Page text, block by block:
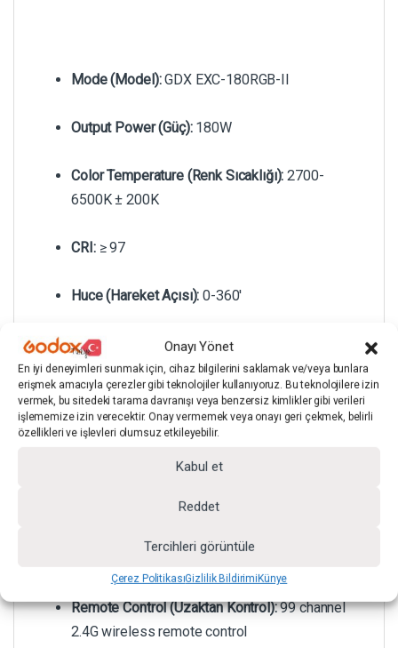
Onayı Yönet
En iyi deneyimleri sunmak için, cihaz bilgilerini saklamak ve/veya bunlara
erişmek amacıyla çerezler gibi teknolojiler kullanıyoruz. Bu teknolojilere izin
vermek, bu sitedeki tarama davranışı veya benzersiz kimlikler gibi verileri
işlememize izin verecektir. Onay vermemek veya onayı geri çekmek, belirli
özellikleri ve işlevleri olumsuz etkileyebilir.
Kabul et
Reddet
Tercihleri görüntüle
Çerez PolitikasıGizlilik BildirimiKünye
Mode (Model):GDX EXC-180RGB-II
Output Power (Güç):180W
Color Temperature (Renk Sıcaklığı): 2700-
6500K ± 200K
CRI:≥ 97
Huce (Hareket Açısı): 0-360′
Dimmer (Işık Ayar Aralığı):0% – 100%
Saturation (Doyma):0% – 100%
Led Type (Led Tipi):High power COB (Chip on
Spacial Effect (Özel Efekt):
Remote Control (Uzaktan Kontrol):99 channel
2.4G wireless remote control